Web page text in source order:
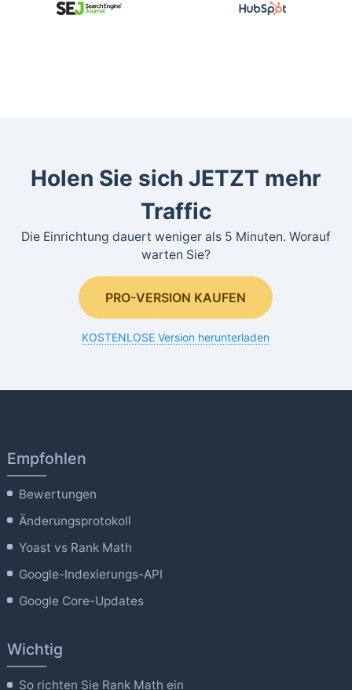
Holen Sie sich JETZT mehr
Traffic
Die Einrichtung dauert weniger als 5 Minuten. Worauf
warten Sie?
PRO-VERSION KAUFEN
KOSTENLOSE Version herunterladen
Empfohlen
Bewertungen
Änderungsprotokoll
Yoast vs Rank Math
Google-Indexierungs-API
Google Core-Updates
Wichtig
So richten Sie Rank Math ein